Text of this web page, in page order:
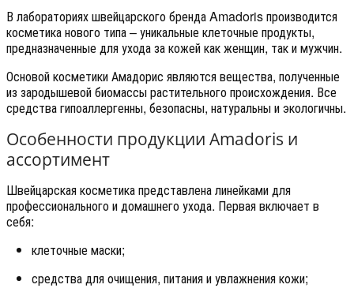
В лабораториях швейцарского бренда Amadoris производится
косметика нового типа – уникальные клеточные продукты,
предназначенные для ухода за кожей как женщин, так и мужчин.
Основой косметики Амадорис являются вещества, полученные
из зародышевой биомассы растительного происхождения. Все
средства гипоаллергенны, безопасны, натуральны и экологичны.
Особенности продукции Amadoris и
ассортимент
Швейцарская косметика представлена линейками для
профессионального и домашнего ухода. Первая включает в
себя:
клеточные маски;
средства для очищения, питания и увлажнения кожи;